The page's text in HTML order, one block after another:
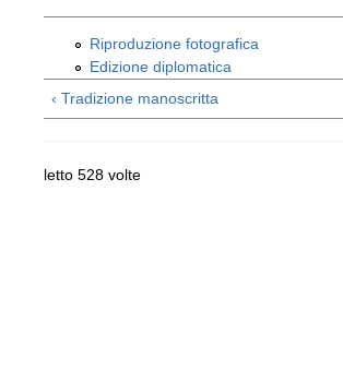
Riproduzione fotografica
Edizione diplomatica
‹ Tradizione manoscritta
letto 528 volte